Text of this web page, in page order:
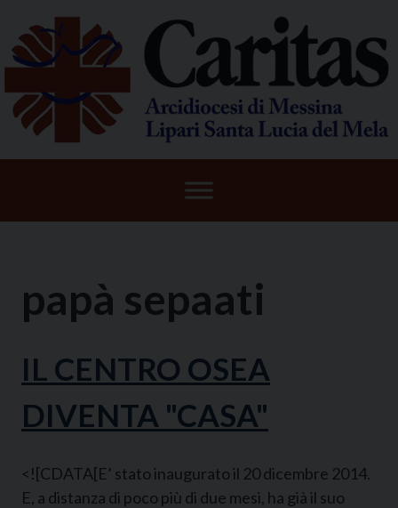
content
papà sepaati
IL CENTRO OSEA
DIVENTA "CASA"
<![CDATA[E’ stato inaugurato il 20 dicembre 2014.
E, a distanza di poco più di due mesi, ha già il suo